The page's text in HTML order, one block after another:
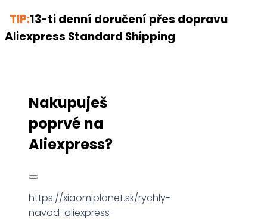
TIP:13-ti denní doručení přes dopravu
Aliexpress Standard Shipping
Nakupuješ
poprvé na
Aliexpress?
https://xiaomiplanet.sk/rychly-
navod-aliexpress-